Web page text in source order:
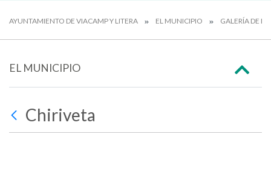
AYUNTAMIENTO DE VIACAMP Y LITERA EL MUNICIPIO GALERÍA DE
EL MUNICIPIO
Chiriveta